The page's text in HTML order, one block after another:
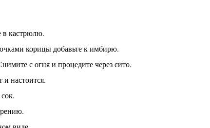
в кастрюлю.
корицы добавьте к имбирю.
с огня и процедите через сито.
настоится.